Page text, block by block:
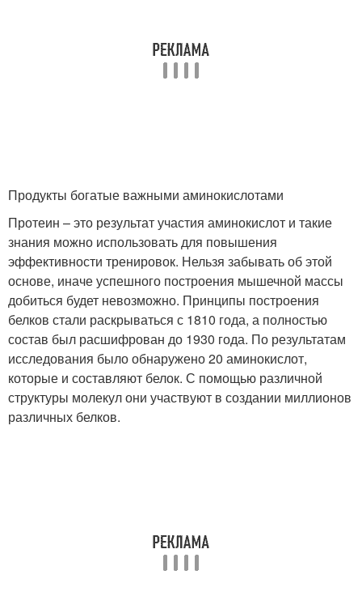
Продукты богатые важными аминокислотами
Протеин – это результат участия аминокислот и такие
знания можно использовать для повышения
эффективности тренировок. Нельзя забывать об этой
основе, иначе успешного построения мышечной массы
добиться будет невозможно. Принципы построения
белков стали раскрываться с 1810 года, а полностью
состав был расшифрован до 1930 года. По результатам
исследования было обнаружено 20 аминокислот,
которые и составляют белок. С помощью различной
структуры молекул они участвуют в создании миллионов
различных белков.